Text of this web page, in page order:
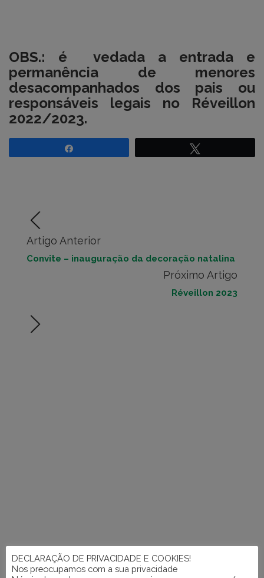
OBS.: é vedada a entrada e
permanência de menores
desacompanhados dos pais ou
responsáveis legais no Réveillon
2022/2023.
Artigo Anterior
Convite – inauguração da decoração natalina
Próximo Artigo
Réveillon 2023
DECLARAÇÃO DE PRIVACIDADE E COOKIES!
Nos preocupamos com a sua privacidade